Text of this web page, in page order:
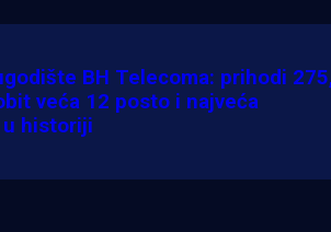
BH Telecoma: prihodi
veća 12 posto i najveća
historiji